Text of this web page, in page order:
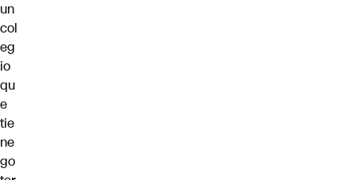
un
col
eg
io
qu
e
tie
ne
go